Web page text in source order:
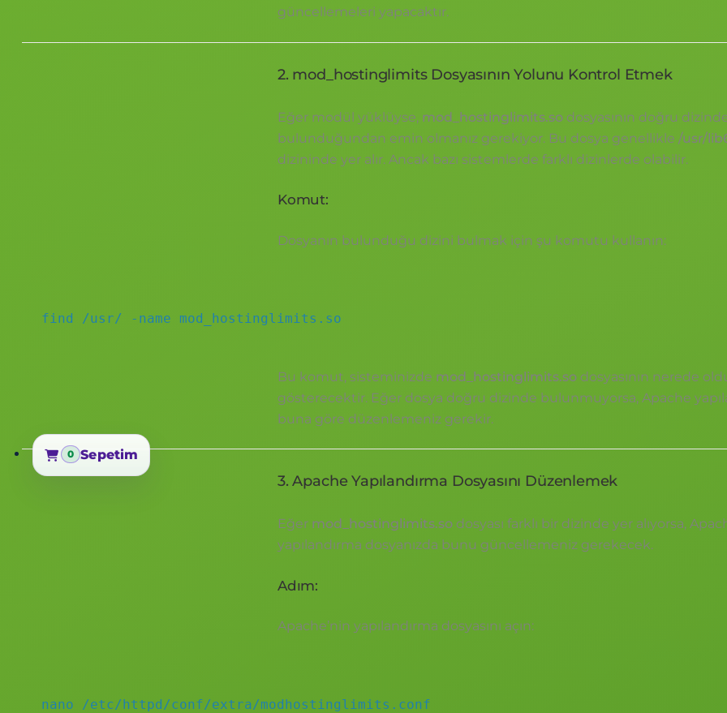
güncellemeleri yapacaktır.
2. mod_hostinglimits Dosyasının Yolunu Kontrol Etmek
Eğer modül yüklüyse, mod_hostinglimits.so dosyasının doğru
bulunduğundan emin olmanız gerekiyor. Bu dosya genellikle /usr/
dizininde yer alır. Ancak bazı sistemlerde farklı dizinlerde olabilir.
Komut:
Dosyanın bulunduğu dizini bulmak için şu komutu kullanın:
find /usr/ -name mod_hostinglimits.so
Bu komut, sisteminizde mod_hostinglimits.so dosyasının nerede
gösterecektir. Eğer dosya doğru dizinde bulunmuyorsa, Apache
buna göre düzenlemeniz gerekir.
3. Apache Yapılandırma Dosyasını Düzenlemek
Eğer mod_hostinglimits.so dosyası farklı bir dizinde yer alıyorsa,
yapılandırma dosyanızda bunu güncellemeniz gerekecek.
Adım:
Apache’nin yapılandırma dosyasını açın:
nano /etc/httpd/conf/extra/modhostinglimits.conf
0 Sepetim
Sepetim